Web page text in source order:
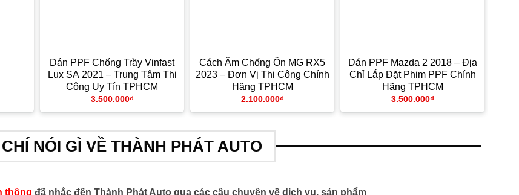
Dán PPF Chống Trầy Vinfast
Lux SA 2021 – Trung Tâm Thi
Công Uy Tín TPHCM
3.500.000₫
Cách Âm Chống Ồn MG RX5
2023 – Đơn Vị Thi Công Chính
Hãng TPHCM
2.100.000₫
Dán PPF Mazda 2 2018 – Địa
Chỉ Lắp Đặt Phim PPF Chính
Hãng TPHCM
3.500.000₫
NÓI GÌ VỀ THÀNH PHÁT AUTO
thông đã nhắc đến Thành Phát Auto qua các câu chuyện về dịch vụ, sản phẩm